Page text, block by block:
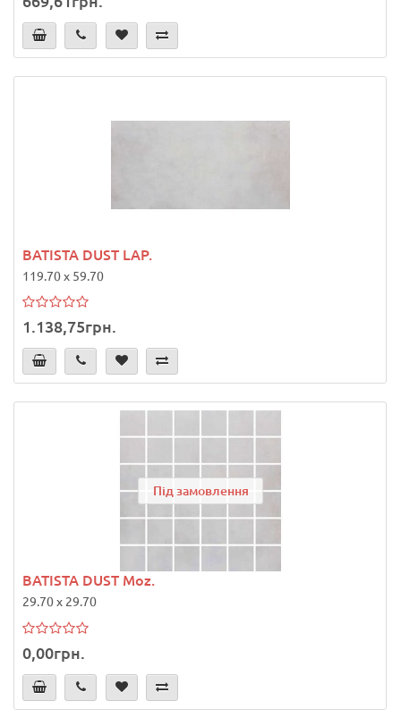
BATISTA DUST LAP.
119.70 x 59.70
1.138,75грн.
Під замовлення
BATISTA DUST Moz.
29.70 x 29.70
0,00грн.